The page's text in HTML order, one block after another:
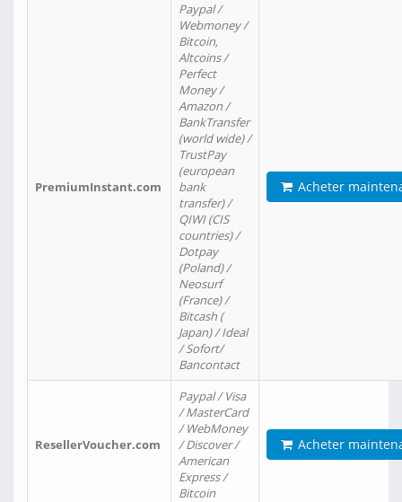
PremiumInstant.com
Paypal /
Webmoney /
Bitcoin,
Altcoins /
Perfect
Money /
Amazon /
BankTransfer
(world wide) /
TrustPay
(european
bank
transfer) /
QIWI (CIS
countries) /
Dotpay
(Poland) /
Neosurf
(France) /
Bitcash (
Japan) / Ideal
/ Sofort/
Bancontact
Acheter
ResellerVoucher.com
Paypal / Visa
/ MasterCard
/ WebMoney
/ Discover /
American
Express /
Bitcoin
Acheter